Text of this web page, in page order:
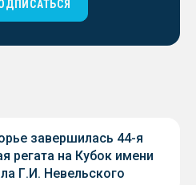
завершилась 44-я
регата на Кубок имени
Г.И. Невельского